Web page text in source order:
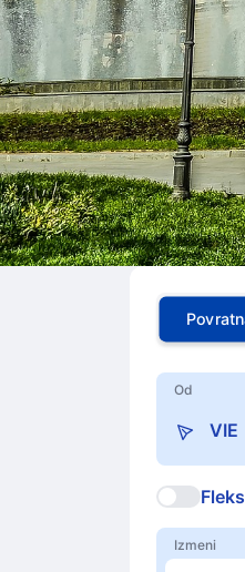
Od
Izmeni